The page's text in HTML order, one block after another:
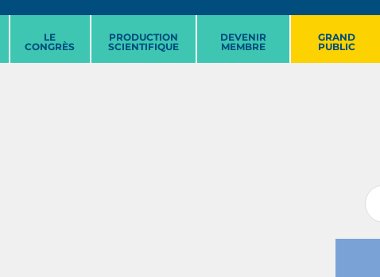
LE
CONGRÈS
PRODUCTION
SCIENTIFIQUE
DEVENIR
MEMBRE
GRAND
PUBLIC